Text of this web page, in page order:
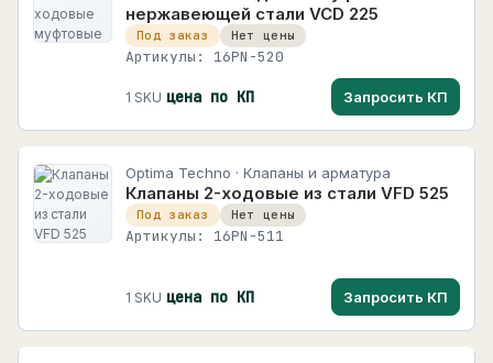
+ Сигнализация, индикация и управление
Сетевое и телекоммуникационное
оборудование
+
Безопасность, видеонаблюдение и СКУД
+
Освещение
+
Процесс, пневматика и гидравлика
+
Энергетика и солнечные системы
Аксессуары, ЗИП и расходные материалы 188
МЕГА-К
2171 карточек
96 карточек
172 карточек
нержавеющей стали VCD 225
Под заказ Нет цены
Артикулы: 16PN-520
1 SKU цена по КП Запросить КП
Optima Techno · Клапаны и арматура
Клапаны 2-ходовые из стали VFD 525
Под заказ Нет цены
Артикулы: 16PN-511
1 SKU цена по КП Запросить КП